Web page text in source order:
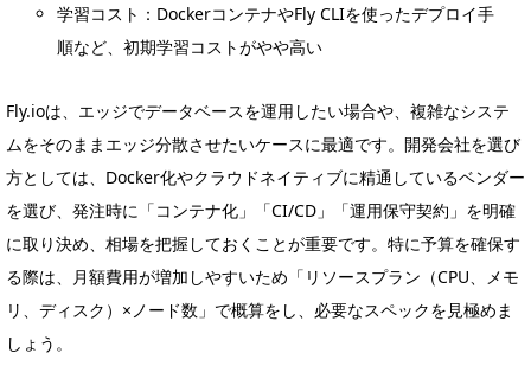
学習コスト：DockerコンテナやFly CLIを使ったデプロイ手
順など、初期学習コストがやや高い
Fly.ioは、エッジでデータベースを運用したい場合や、複雑なシステ
ムをそのままエッジ分散させたいケースに最適です。開発会社を選び
方としては、Docker化やクラウドネイティブに精通しているベンダー
を選び、発注時に「コンテナ化」「CI/CD」「運用保守契約」を明確
に取り決め、相場を把握しておくことが重要です。特に予算を確保す
る際は、月額費用が増加しやすいため「リソースプラン（CPU、メモ
リ、ディスク）×ノード数」で概算をし、必要なスペックを見極めま
しょう。